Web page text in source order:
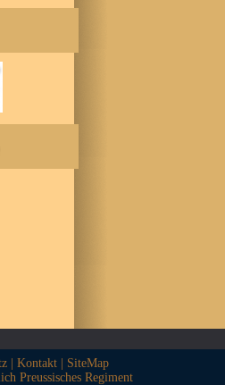
Kontakt
SiteMap
Preussisches Regiment